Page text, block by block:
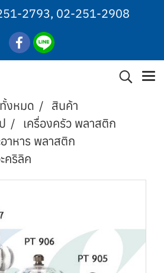
2793, 02-251-2908
งหมด
สินค้า
เครื่องครัว พลาสติก
าหาร พลาสติก
คริลิค